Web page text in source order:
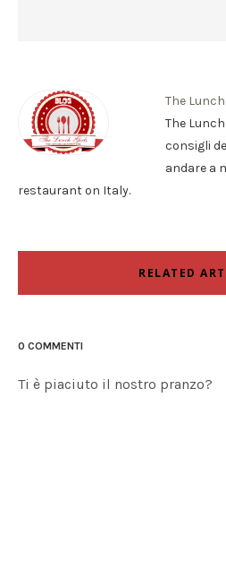
The
The
consigli
andare a
restaurant on Italy.
RELATED
0 COMMENTI
Ti è piaciuto il nostro pranzo?